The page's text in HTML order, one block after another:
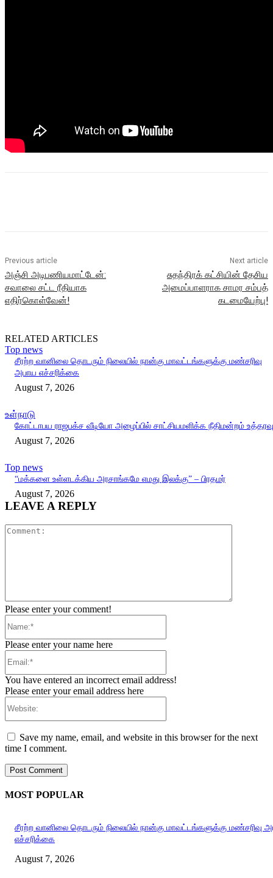
Previous article
அஞ்சி அடிபணியமாட்டேன்:
சவாலை சட்ட ரீதியாக
எதிர்கொள்வேன்!
Next article
சுதந்திரக் கட்சியின் தேசிய
அமைப்பாளராக சாமர சம்பத்
கடமையேற்பு!
RELATED ARTICLES
Top news
சீரற்ற வானிலை தொடரும் நிலையில் நான்கு மாவட்டங்களுக்கு மண்சரிவு
அபாய எச்சரிக்கை
August 7, 2026
உள்நாடு
கோட்டாபய ராஜபக்ச வீடியோ அழைப்பில் சாட்சியமளிக்க நீதிமன்றம் உத்தரவு
August 7, 2026
Top news
“மக்களை உள்ளடக்கிய அரசாங்கமே எமது இலக்கு” – பிரதமர்
August 7, 2026
LEAVE A REPLY
Please enter your comment!
Please enter your name here
You have entered an incorrect email address!
Please enter your email address here
Save my name, email, and website in this browser for the next
time I comment.
MOST POPULAR
சீரற்ற வானிலை தொடரும் நிலையில் நான்கு மாவட்டங்களுக்கு மண்சரிவு
எச்சரிக்கை
August 7, 2026